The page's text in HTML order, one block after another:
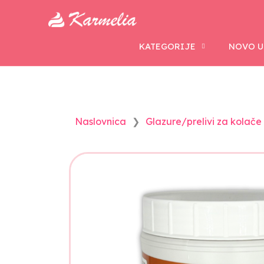
KATEGORIJE NOVO
Naslovnica Glazure/prelivi za